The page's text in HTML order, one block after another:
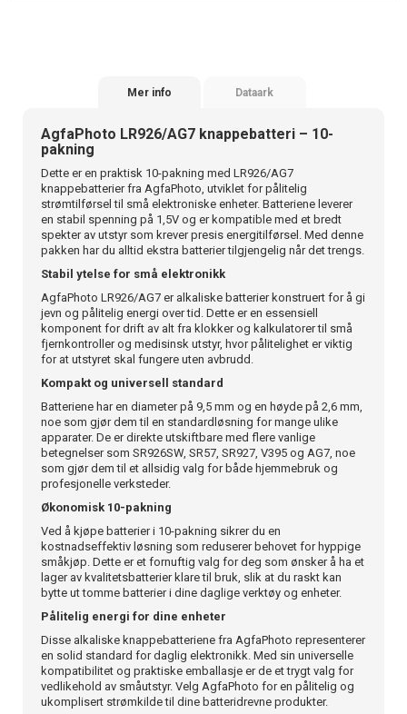
Mer info Dataark
AgfaPhoto LR926/AG7 knappebatteri – 10-
pakning
Dette er en praktisk 10-pakning med LR926/AG7
knappebatterier fra AgfaPhoto, utviklet for pålitelig
strømtilførsel til små elektroniske enheter. Batteriene leverer
en stabil spenning på 1,5V og er kompatible med et bredt
spekter av utstyr som krever presis energitilførsel. Med denne
pakken har du alltid ekstra batterier tilgjengelig når det trengs.
Stabil ytelse for små elektronikk
AgfaPhoto LR926/AG7 er alkaliske batterier konstruert for å gi
jevn og pålitelig energi over tid. Dette er en essensiell
komponent for drift av alt fra klokker og kalkulatorer til små
fjernkontroller og medisinsk utstyr, hvor pålitelighet er viktig
for at utstyret skal fungere uten avbrudd.
Kompakt og universell standard
Batteriene har en diameter på 9,5 mm og en høyde på 2,6 mm,
noe som gjør dem til en standardløsning for mange ulike
apparater. De er direkte utskiftbare med flere vanlige
betegnelser som SR926SW, SR57, SR927, V395 og AG7, noe
som gjør dem til et allsidig valg for både hjemmebruk og
profesjonelle verksteder.
Økonomisk 10-pakning
Ved å kjøpe batterier i 10-pakning sikrer du en
kostnadseffektiv løsning som reduserer behovet for hyppige
småkjøp. Dette er et fornuftig valg for deg som ønsker å ha et
lager av kvalitetsbatterier klare til bruk, slik at du raskt kan
bytte ut tomme batterier i dine daglige verktøy og enheter.
Pålitelig energi for dine enheter
Disse alkaliske knappebatteriene fra AgfaPhoto representerer
en solid standard for daglig elektronikk. Med sin universelle
kompatibilitet og praktiske emballasje er de et trygt valg for
vedlikehold av småutstyr. Velg AgfaPhoto for en pålitelig og
ukomplisert strømkilde til dine batteridrevne produkter.